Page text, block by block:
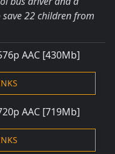
22 children from
p AAC [430Mb]
AAC [719Mb]